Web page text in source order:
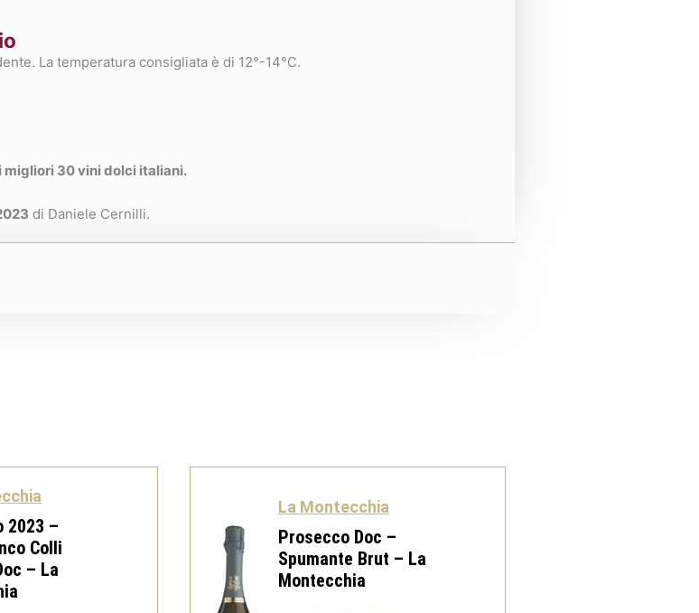
La temperatura consigliata è di 12°-14°C.
migliori 30 vini dolci italiani.
di Daniele Cernilli.
2023 –
Colli
– La
La Montecchia
Prosecco Doc –
Spumante Brut – La
Montecchia